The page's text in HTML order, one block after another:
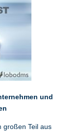
und
großen Teil aus